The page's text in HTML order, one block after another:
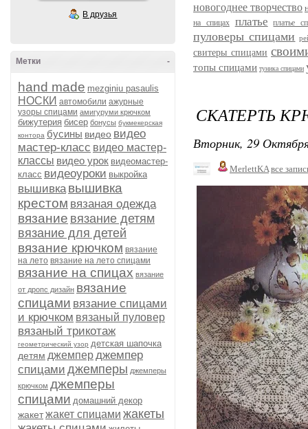
В друзья
-
Метки
hand made mezginiu pasaulis
НОСКИ автомобили ажурные
узоры спицами амигуруми крючком
бижутерия бисер бонусы букмекерская
контора бусины видео видео
мастер-класс видео мастер-
классы видео урок видеомастер-
класс видеоуроки выкройка
вышивка вышивка
крестом вязаная одежда
вязание вязание детям
вязание для детей
вязание крючком вязание
на лето вязание на лето спицами
вязание на спицах вязание
от дропс дизайн вязание
спицами вязание спицами
и крючком вязаный пуловер
вязаный трикотаж
геометрический узор детская шапочка
детям джемперджемпер
спицами джемперы джемперы
крючком джемперы
спицами домашний декор
жакетжакет спицами жакеты
новогоднее творчество
на спицах платье платье
пуловеры спицами
свитеры спицами
топы спицами туника спицами
СКАТЕРТЬ
Вторник, 29
MerlettKA все